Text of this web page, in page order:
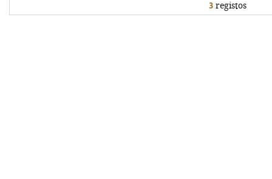
3 registos